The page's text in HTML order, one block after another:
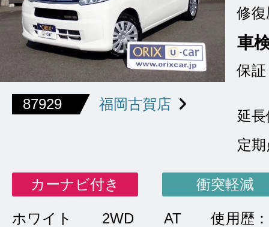
87929 福岡古賀店
修復
車
保証
延
定
カーナビ付き 衝突軽減
ホワイト 2WD AT
使用歴